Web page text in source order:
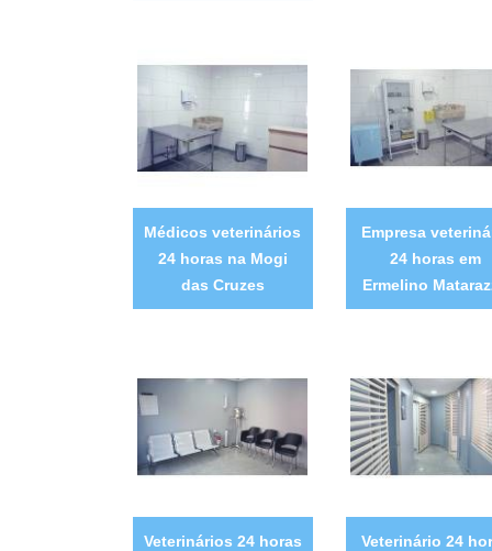
Médicos veterinários
24 horas na Mogi
das Cruzes
Empresa
24 horas em
Ermelino
Veterinários 24 horas
Veterinário 24